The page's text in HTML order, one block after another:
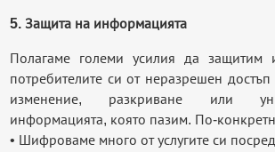
5. Защита на информацията
Полагаме големи усилия да защитим
потребителите си от неразрешен
изменение, разкриване или
информацията, която пазим. По-
• Шифроваме много от услугите си